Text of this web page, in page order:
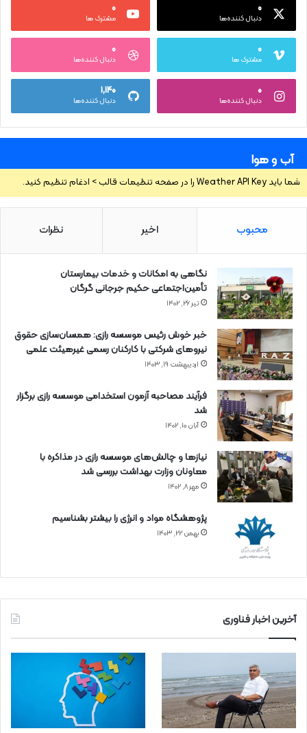
۰
دنبال کننده‌ها
۰
مشترک ها
۰
مشترک ها
۰
دنبال کننده‌ها
۰
دنبال کننده‌ها
۱,۱۴۰
دنبال کننده‌ها
آب و هوا
شما باید Weather API Key را در صفحه تنظیمات قالب > ادغام تنظیم کنید.
محبوب اخیر نظرات
نگاهی به امکانات و خدمات بیمارستان
تأمین‌اجتماعی حکیم جرجانی گرگان
تیر ۲۶, ۱۴۰۲
خبر خوش رئیس موسسه رازی: همسان‌سازی حقوق
نیروهای شرکتی با کارکنان رسمی غیرهیئت علمی
اردیبهشت ۱۹, ۱۴۰۳
فرآیند مصاحبه آزمون استخدامی موسسه رازی برگزار
شد
آبان ۱۰, ۱۴۰۲
نیازها و چالش‌های موسسه رازی در مذاکره با
معاونان وزارت بهداشت بررسی شد
مهر ۸, ۱۴۰۲
پژوهشگاه مواد و انرژی را بیشتر بشناسیم
بهمن ۲۲, ۱۴۰۳
آخرین اخبار فناوری